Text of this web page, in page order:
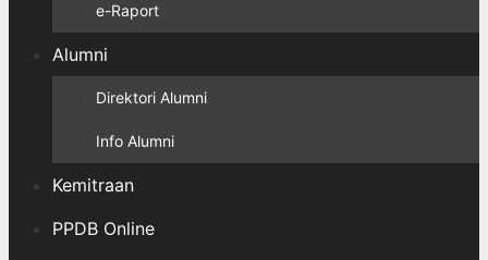
e-Raport
Alumni
Direktori Alumni
Info Alumni
Kemitraan
PPDB Online